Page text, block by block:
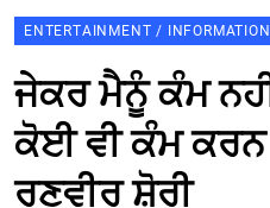
ENTERTAINMENT / INFORMATION
ਜੇਕਰ ਮੈਨੂੰ ਕੰਮ
ਕੋਈ ਵੀ ਕੰਮ
ਰਣਵੀਰ ਸ਼ੋਰੀ